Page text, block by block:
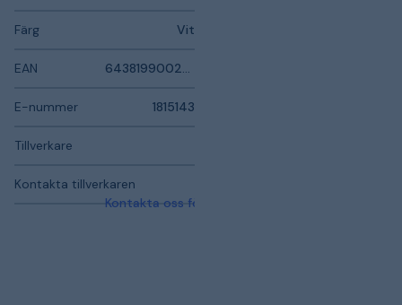
Färg Vit
EAN 6438199002385
E-nummer 1815143
Tillverkare
Kontakta tillverkaren
Kontakta oss för mer information